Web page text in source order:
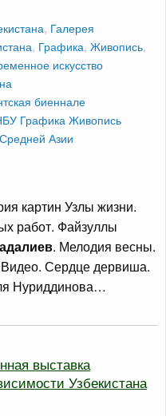
, Галерея
, Графика, Живопись,
искусство
биеннале
ГрафикаЖивопись
Азии
картин Узлы жизни.
работ. Файзуллы
. Мелодия весны.
Сердце дервиша.
Нуриддинова…
выставка
Узбекистана